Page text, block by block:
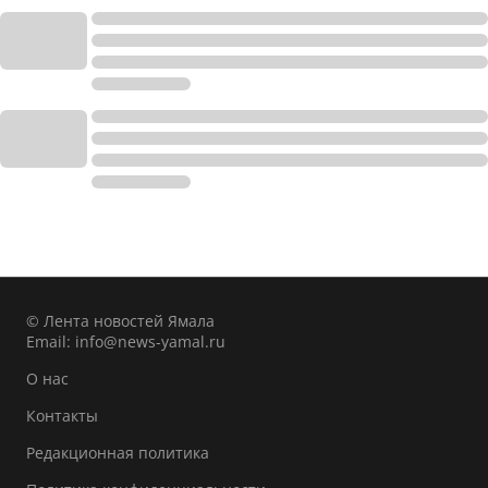
© Лента новостей Ямала
Email: info@news-yamal.ru
О нас
Контакты
Редакционная политика